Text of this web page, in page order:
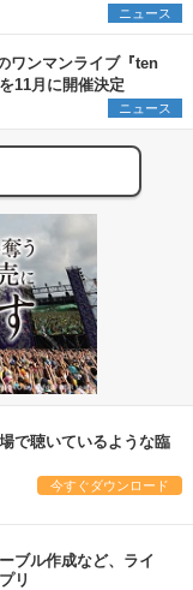
Reiを発表
ニュース
ワンマンライブ『ten
11月に開催決定
ニュース
で聴いているような臨
今すぐダウンロード
ブル作成など、ライ
リ